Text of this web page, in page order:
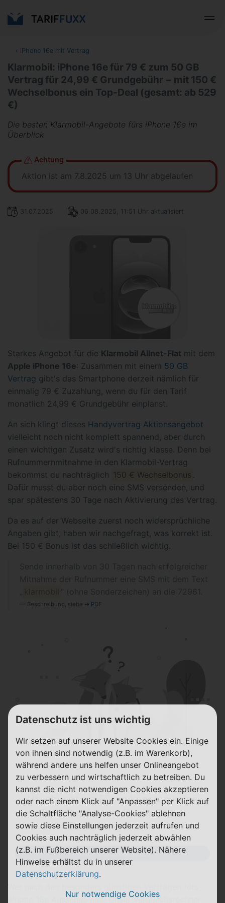
‹ iPhone 16e mit Vertrag
Klarmobil: iPhone 16e für 79 € zum 50 GB
Vertrag für 24,99 € Grundgebühr − mit 150 €
Wechselbonus ein Top-Deal (gesamt: ab 529
€)
Die besten Klarmobil-Angebote fürs iPhone 16e im
Überblick
Achtung
Aktion ist am 7.8.2025 um 13 Uhr abgelaufen
31.07.2025 06.08.2025, 11:51 Uhr aktualisiert
Starkes Angebot für die Klarmobil Allnet-Flat mit dem
Apple iPhone 16e: Zusammen mit einem 50 GB
Vertrag gibt's das Smartphone derzeit nämlich für
einmalig 79 € Zuzahlung, wenn du für den Tarif
monatlich 24,99 € Grundgebühr einplanst.
An sich klingt dieses Handyvertrag Aktionsangebot
vielleicht noch nicht komplett spannend, aber durch
einen wichtigen Zusatz wird's richtig klasse. Denn bei
Rufnummernmitnahme in den Klarmobil-Vertrag
bekommst du nachträglich 150 € Wechselbonus .
Dafür musst du aber noch eine SMS versenden, und
spar spätestens 30 Tage nach Aktivierung des Vertrag.
Da es auf der Webseite zuerst noch widersprüchliche
Angaben gibt, haben wir nachgefragt, was korrekt ist.
Bei 150 € Bonus ist das schließlich wichtig.
Beschreibung, siehe ➜ PDF
Uh-oh, unsere Füxxe konnten keine
Tarif-Ergebnisse für die Filter-
Einstellung finden.
Filter zurücksetzen
Ausschau hält: Unser Vergleichsrechner
Datenschutz ist uns wichtig
Wir setzen auf unserer Website Cookies ein. Einige
von ihnen sind notwendig (z.B. im Warenkorb),
während andere uns helfen unser Onlineangebot
zu verbessern und wirtschaftlich zu betreiben. Du
kannst die nicht notwendigen Cookies akzeptieren
oder nach einem Klick auf "Anpassen" per Klick auf
die Schaltfläche "Analyse-Cookies" ablehnen
sowie diese Einstellungen jederzeit aufrufen und
Cookies auch nachträglich jederzeit abwählen
(z.B. im Fußbereich unserer Website). Nähere
Hinweise erhältst du in unserer
Datenschutzerklärung.
Nur notwendige Cookies